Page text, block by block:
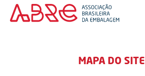
MAPA DO SITE